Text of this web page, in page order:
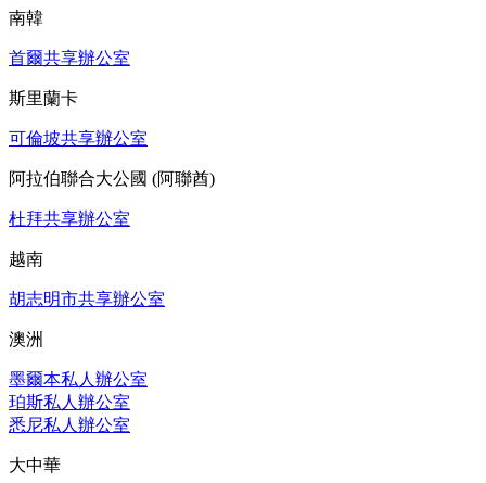
南韓
首爾共享辦公室
斯里蘭卡
可倫坡共享辦公室
阿拉伯聯合大公國 (阿聯酋)
杜拜共享辦公室
越南
胡志明市共享辦公室
澳洲
墨爾本私人辦公室
珀斯私人辦公室
悉尼私人辦公室
大中華